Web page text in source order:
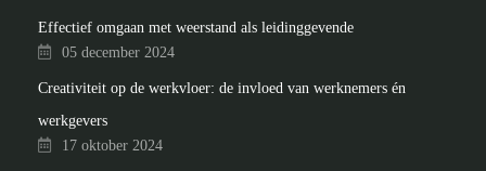
Effectief omgaan met weerstand als leidinggevende
05 december 2024
Creativiteit op de werkvloer: de invloed van werknemers én
werkgevers
17 oktober 2024